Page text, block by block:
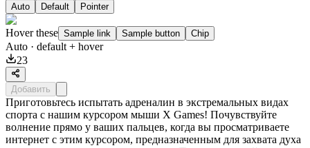
Auto Default Pointer
Hover these Sample link Sample button Chip
Auto · default + hover
23
Добавить
Приготовьтесь испытать адреналин в экстремальных видах
спорта с нашим курсором мыши X Games! Почувствуйте
волнение прямо у ваших пальцев, когда вы просматриваете
интернет с этим курсором, предназначенным для захвата духа